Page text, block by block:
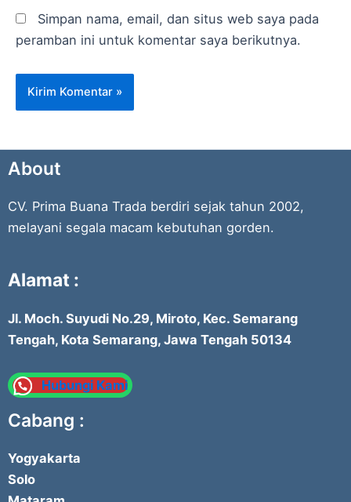
Simpan nama, email, dan situs web saya pada
peramban ini untuk komentar saya berikutnya.
About
CV. Prima Buana Trada berdiri sejak tahun 2002,
melayani segala macam kebutuhan gorden.
Alamat :
Jl. Moch. Suyudi No.29, Miroto, Kec. Semarang
Tengah, Kota Semarang, Jawa Tengah 50134
Hubungi Kami
Cabang :
Yogyakarta
Solo